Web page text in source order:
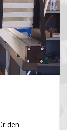
den